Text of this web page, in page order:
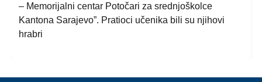
– Memorijalni centar Potočari za srednjoškolce
Kantona Sarajevo”. Pratioci učenika bili su njihovi
hrabri